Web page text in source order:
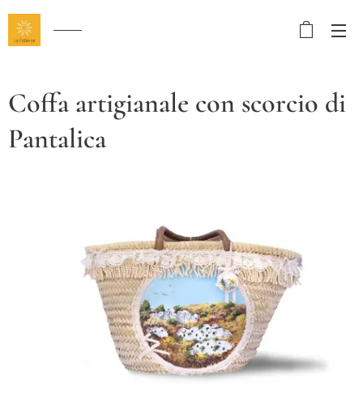
Coffa artigianale con scorcio di
Pantalica